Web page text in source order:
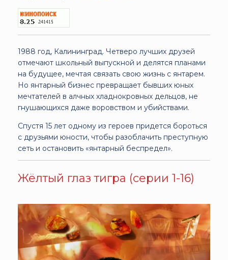
1988 год, Калининград. Четверо лучших друзей
отмечают школьный выпускной и делятся планами
на будущее, мечтая связать свою жизнь с янтарем.
Но янтарный бизнес превращает бывших юных
мечтателей в алчных хладнокровных дельцов, не
гнушающихся даже воровством и убийствами.
Спустя 15 лет одному из героев придется бороться
с друзьями юности, чтобы разоблачить преступную
сеть и остановить «янтарный беспредел».
Жёлтый глаз тигра (серии 1-16)